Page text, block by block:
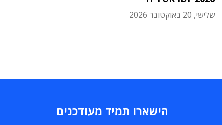
שלישי, 20 באוקטובר 2026
הישארו תמיד מעודכנים